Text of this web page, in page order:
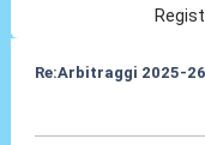
Re:Arbitraggi 2025-26